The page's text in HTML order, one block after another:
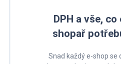
DPH a vše,
shopař
Snad každý e-shop se